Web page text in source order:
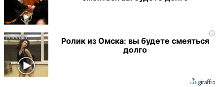
i
Ролик из Омска: вы будете смеяться
долго